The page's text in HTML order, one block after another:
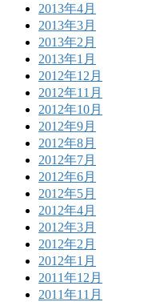
2013年4月
2013年3月
2013年2月
2013年1月
2012年12月
2012年11月
2012年10月
2012年9月
2012年8月
2012年7月
2012年6月
2012年5月
2012年4月
2012年3月
2012年2月
2012年1月
2011年12月
2011年11月